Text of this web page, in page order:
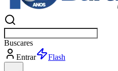
Buscarno
Entrar
Explorar